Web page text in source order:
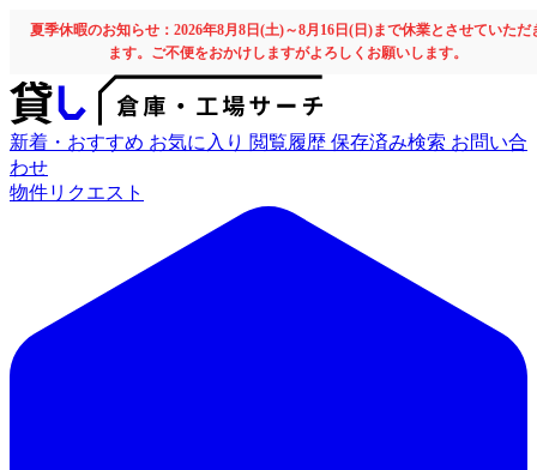
夏季休暇のお知らせ：2026年8月8日(土)～8月16日(日)まで休業とさせていただ
ます。ご不便をおかけしますがよろしくお願いします。
新着・おすすめ お気に入り 閲覧履歴 保存済み検索 お問い合
わせ
物件リクエスト